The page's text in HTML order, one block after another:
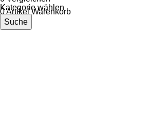
Kategorie wählen
Suche
0Artikel Warenkorb